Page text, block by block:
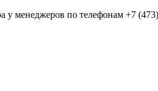
у менеджеров по телефонам +7